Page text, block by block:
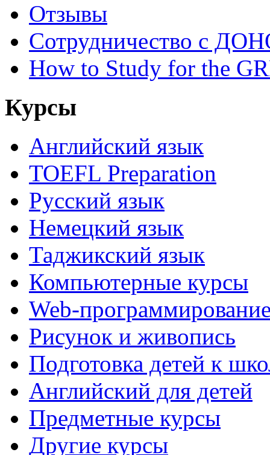
Отзывы
Сотрудничество с
How to Study for the
Курсы
Английский язык
TOEFL Preparation
Русский язык
Немецкий язык
Таджикский язык
Компьютерные курсы
Web-
Рисунок и живопись
Подготовка детей к
Английский для детей
Предметные курсы
Другие курсы